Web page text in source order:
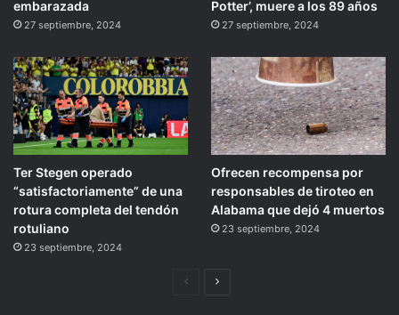
embarazada
27 septiembre, 2024
Potter’, muere a los 89 años
27 septiembre, 2024
Ter Stegen operado
“satisfactoriamente” de una
rotura completa del tendón
rotuliano
23 septiembre, 2024
Ofrecen recompensa por
responsables de tiroteo en
Alabama que dejó 4 muertos
23 septiembre, 2024
PáginaSiguiente